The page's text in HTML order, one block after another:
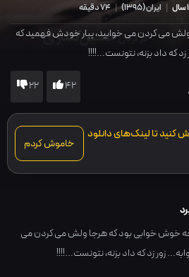
| ایران(
1395
)
| 74 دقیقه
می کردن می خوابید، یبار خودش فهمید که
زد که داد بزنه، نتونست...!!!!
42
22
کنید تا لینک‌های دانلود
خاموش کردم
خوش خوابی بود که هرجا ولش می کردن می
زور زد که داد بزنه، نتونست...!!!!